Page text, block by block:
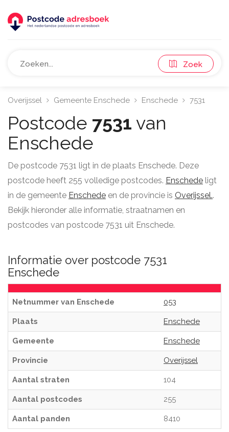
Zoek
Overijssel Gemeente Enschede Enschede 7531
Postcode 7531 van
Enschede
De postcode 7531 ligt in de plaats Enschede. Deze
postcode heeft 255 volledige postcodes. Enschede ligt
in de gemeente Enschede en de provincie is Overijssel..
Bekijk hieronder alle informatie, straatnamen en
postcodes van postcode 7531 uit Enschede.
Informatie over postcode 7531
Enschede
Netnummer van Enschede 053
Plaats Enschede
Gemeente Enschede
Provincie Overijssel
Aantal straten 104
Aantal postcodes 255
Aantal panden 8410